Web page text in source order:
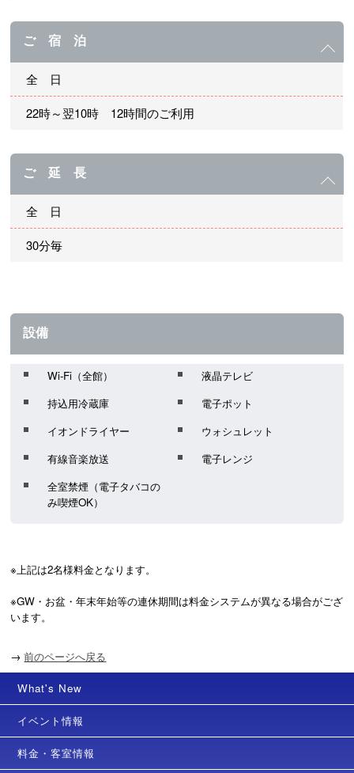
ご 宿 泊
全 日
22時～翌10時 12時間のご利用
ご 延 長
全 日
30分毎
設備
Wi-Fi（全館）
液晶テレビ
持込用冷蔵庫
電子ポット
イオンドライヤー
ウォシュレット
有線音楽放送
電子レンジ
全室禁煙（電子タバコの
み喫煙OK）
※上記は2名様料金となります。
※GW・お盆・年末年始等の連休期間は料金システムが異なる場合がござ
います。
→ 前のページへ戻る
What's New
イベント情報
料金・客室情報